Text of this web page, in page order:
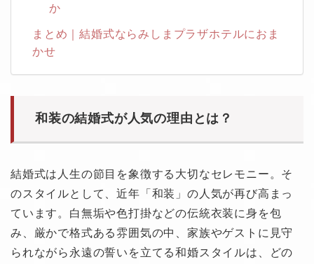
か
まとめ｜結婚式ならみしまプラザホテルにおま
かせ
和装の結婚式が人気の理由とは？
結婚式は人生の節目を象徴する大切なセレモニー。そ
のスタイルとして、近年「和装」の人気が再び高まっ
ています。白無垢や色打掛などの伝統衣装に身を包
み、厳かで格式ある雰囲気の中、家族やゲストに見守
られながら永遠の誓いを立てる和婚スタイルは、どの